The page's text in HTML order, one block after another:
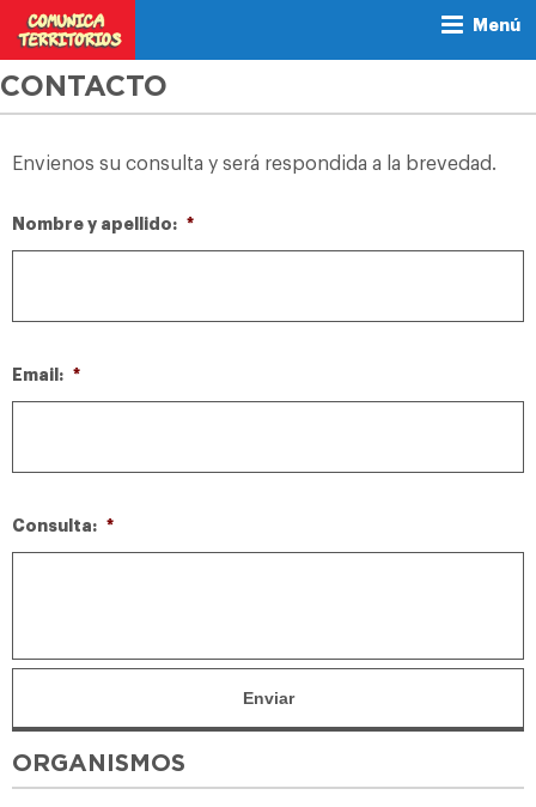
Menú
CONTACTO
Envienos su consulta y será respondida a la brevedad.
Nombre y apellido: *
Email: *
Consulta: *
ORGANISMOS